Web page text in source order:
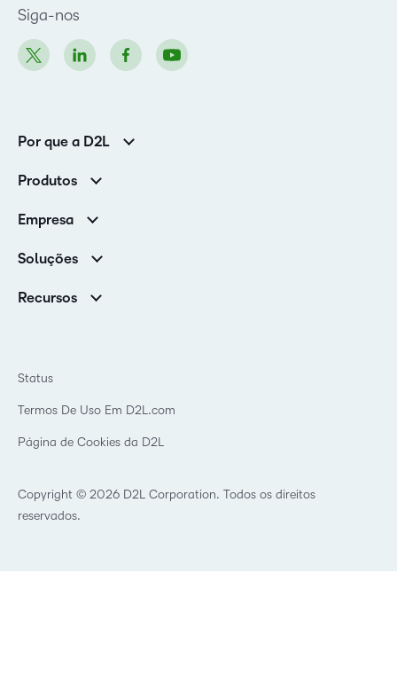
Siga-nos
Por que a D2L
Clientes de associações
Produtos
Serviços e suporte
Nuvem Brightspace
Empresa
Contato e unidades
Notícias
Soluções
Educação básica
Instituições de capacitação
Recursos
Comunidade
Copyright © 2026 D2L Corporation. Todos os direitos
reservados.
Status
Termos De Uso Em D2L.com
Página de Cookies da D2L